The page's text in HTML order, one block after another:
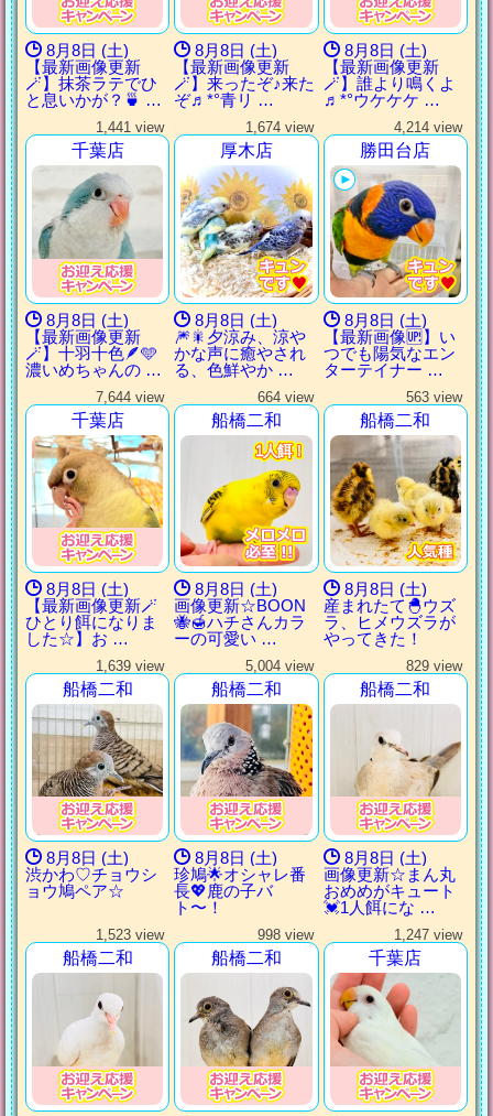
8月8日 (土)
【最新画像更新
🪄】抹茶ラテでひ
と息いかが？🍵 …
8月8日 (土)
【最新画像更新
🪄】来ったぞ♪来た
ぞ♬*°青リ …
8月8日 (土)
【最新画像更新
🪄】誰より鳴くよ
♬*°ウケケケ …
1,441 view
千葉店
8月8日 (土)
【最新画像更新
🪄】十羽十色🪶🩵
濃いめちゃんの …
1,674 view
厚木店
8月8日 (土)
🎆🎇夕涼み、涼や
かな声に癒やされ
る、色鮮やか …
4,214 view
勝田台店
8月8日 (土)
【最新画像🆙】い
つでも陽気なエン
ターテイナー …
7,644 view
千葉店
8月8日 (土)
【最新画像更新🪄
ひとり餌になりま
した‪☆】お …
664 view
船橋二和
1人餌！
1人餌！
1人餌！
1人餌！
8月8日 (土)
画像更新☆BOON
🐝🍯ハチさんカラ
ーの可愛い …
563 view
船橋二和
8月8日 (土)
産まれたて🐣ウズ
ラ、ヒメウズラが
やってきた！
1,639 view
船橋二和
8月8日 (土)
渋かわ♡チョウシ
ョウ鳩ペア☆
5,004 view
船橋二和
8月8日 (土)
珍鳩🌟オシャレ番
長💖鹿の子バ
ト〜！
829 view
船橋二和
8月8日 (土)
画像更新☆まん丸
おめめがキュート
💓1人餌にな …
1,523 view
船橋二和
998 view
船橋二和
1,247 view
千葉店